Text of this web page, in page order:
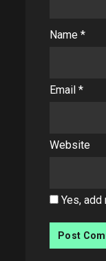
Name *
Email *
Website
Yes,